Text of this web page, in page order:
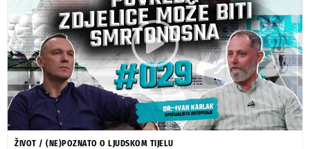
ŽIVOT / (NE)POZNATO O LJUDSKOM TIJELU